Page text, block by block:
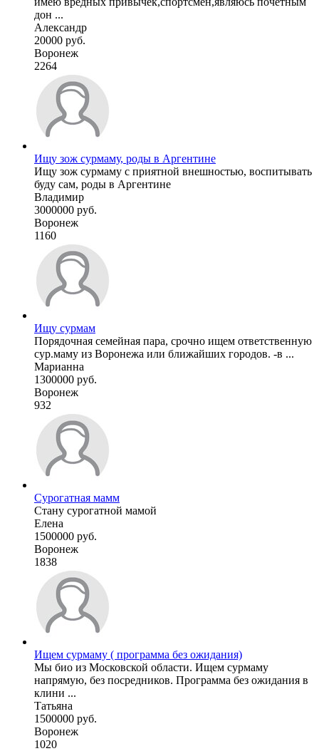
дон ...
Александр
20000 руб.
Воронеж
2264
Ищу зож сурмаму, роды в Аргентине
Ищу зож сурмаму с приятной внешностью, воспитывать
буду сам, роды в Аргентине
Владимир
3000000 руб.
Воронеж
1160
Ищу сурмам
Порядочная семейная пара, срочно ищем ответственную
сур.маму из Воронежа или ближайших городов. -в ...
Марианна
1300000 руб.
Воронеж
932
Сурогатная мамм
Стану сурогатной мамой
Елена
1500000 руб.
Воронеж
1838
Ищем сурмаму ( программа без ожидания)
Мы био из Московской области. Ищем сурмаму
напрямую, без посредников. Программа без ожидания в
клини ...
Татьяна
1500000 руб.
Воронеж
1020